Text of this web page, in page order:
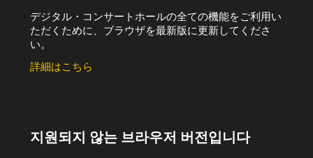
デジタル・コンサートホールの全ての機能をご利用い
ただくために、ブラウザを最新版に更新してくださ
い。
詳細はこちら
지원되지 않는 브라우저 버전입니다